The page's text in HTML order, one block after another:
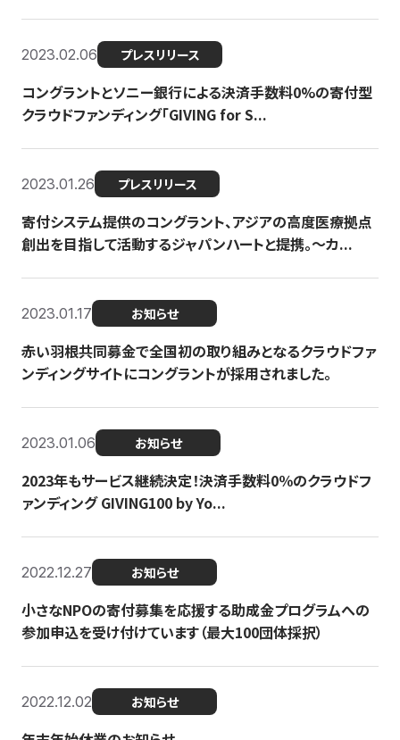
2023.02.06 プレスリリース
コングラントとソニー銀行による決済手数料0%の寄付型
クラウドファンディング「GIVING for S...
2023.01.26 プレスリリース
寄付システム提供のコングラント、アジアの高度医療拠点
創出を目指して活動するジャパンハートと提携。〜カ...
2023.01.17 お知らせ
赤い羽根共同募金で全国初の取り組みとなるクラウドファ
ンディングサイトにコングラントが採用されました。
2023.01.06 お知らせ
2023年もサービス継続決定！決済手数料0％のクラウドフ
ァンディング GIVING100 by Yo...
2022.12.27 お知らせ
小さなNPOの寄付募集を応援する助成金プログラムへの
参加申込を受け付けています（最大100団体採択）
2022.12.02 お知らせ